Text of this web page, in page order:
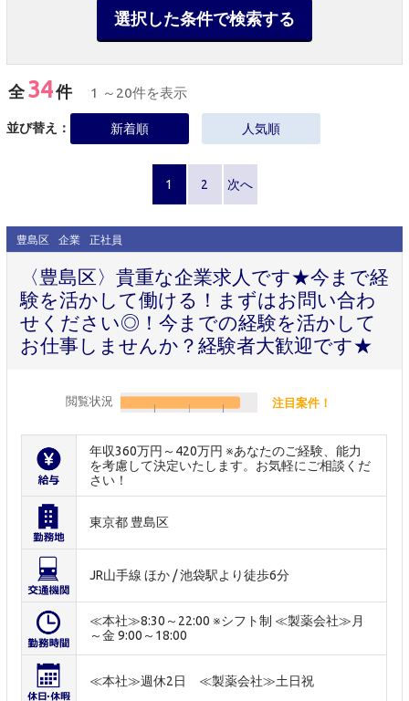
選択した条件で検索する
全34件 1 ～20件を表示
並び替え： 新着順 人気順
1 2 次へ
豊島区 企業 正社員
〈豊島区〉貴重な企業求人です★今まで経
験を活かして働ける！まずはお問い合わ
せください◎！今までの経験を活かして
お仕事しませんか？経験者大歓迎です★
閲覧状況 注目案件！
年収360万円～420万円 ※あなたのご経験、能力
を考慮して決定いたします。お気軽にご相談くだ
さい！
東京都 豊島区
JR山手線 ほか / 池袋駅より徒歩6分
≪本社≫8:30～22:00 ※シフト制 ≪製薬会社≫月
～金 9:00～18:00
≪本社≫週休2日 ≪製薬会社≫土日祝